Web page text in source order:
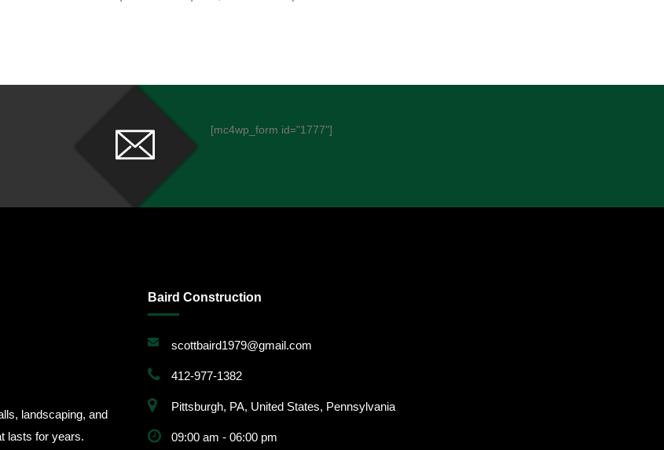
[mc4wp_form id="1777"]
landscaping, and
lasts for years.
Baird Construction
scottbaird1979@gmail.com
412-977-1382
Pittsburgh, PA, United States, Pennsylvania
09:00 am - 06:00 pm